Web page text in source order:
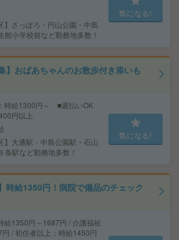
】さっぽろ・円山公園・中島
館小学校前など勤務地多数！
気になる!
】おばあちゃんのお散歩付き添いも
時給1300円～ ■週払いOK
円以上
】大通駅・中島公園駅・石山
条駅など勤務地多数！
気になる!
時給1350円！病院で備品のチェック
給1350円～1687円 / 介護福祉
/ 初任者以上：時給1450円